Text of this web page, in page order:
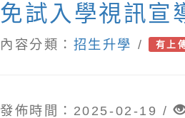
免試入學視訊宣
施計畫1份
內容分類： 招生升學 / 有上
發佈時間：2025-02-19 /